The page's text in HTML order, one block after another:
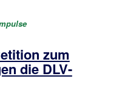
zum
die DLV-